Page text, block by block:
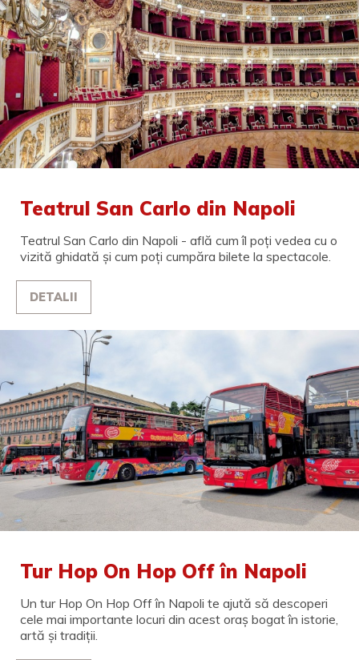
Teatrul San Carlo din Napoli
Teatrul San Carlo din Napoli - află cum îl poți vedea cu o
vizită ghidată și cum poți cumpăra bilete la spectacole.
DETALII
Tur Hop On Hop Off în Napoli
Un tur Hop On Hop Off în Napoli te ajută să descoperi
cele mai importante locuri din acest oraș bogat în istorie,
artă și tradiții.